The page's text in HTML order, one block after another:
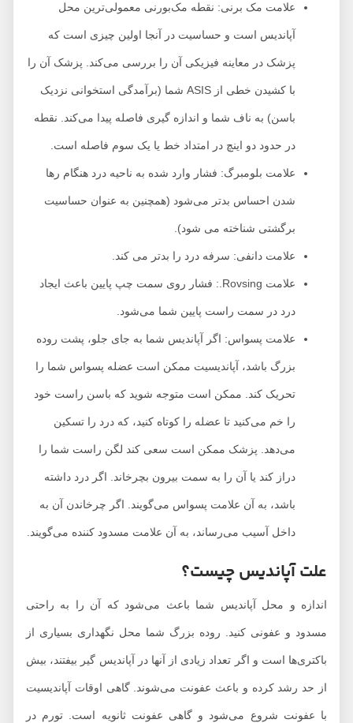
علامت مک برنی: نقطه مک‌بورنی معمولی‌ترین محل
آپاندیس است و حساسیت در آنجا اولین چیزی است که
پزشک در معاینه فیزیکی آن را بررسی می‌کند. پزشک آن را
با کشیدن خطی از ASIS شما (برآمدگی استخوانی نزدیک
باسن) به ناف شما و اندازه گیری فاصله پیدا می‌کند. نقطه
در حدود دو اینچ در امتداد خط یا یک سوم فاصله است.
علامت بلومبرگ: فشار وارد شده به ناحیه درد هنگام رها
شدن احساس بدتر می‌شود (همچنین به عنوان حساسیت
برگشتی شناخته می شود).
علامت دانفی: سرفه درد را بدتر می کند.
علامت Rovsing.: فشار روی سمت چپ پایین باعث ایجاد
درد در سمت راست پایین شما می‌شود.
علامت پسواس: اگر آپاندیس شما به جای جلو، پشت روده
بزرگ باشد، آپاندیسیت ممکن است عضله پسواس شما را
تحریک کند. ممکن است متوجه شوید که باسن راست خود
را خم می‌کنید تا عضله را کوتاه کنید، که درد را تسکین
می‌دهد. پزشک ممکن است سعی کند لگن راست شما را
دراز کند یا آن را به سمت بیرون بچرخاند. اگر درد داشته
باشد، به آن علامت پسواس می‌گویند. اگر چرخاندن آن به
داخل آسیب می‌رساند، به آن علامت مسدود کننده می‌گویند.
علت آپاندیس چیست؟
اندازه و محل آپاندیس شما باعث می‌شود که آن را به راحتی
مسدود و عفونی کنید. روده بزرگ شما محل نگهداری بسیاری از
باکتری‌ها است و اگر تعداد زیادی از آنها در آپاندیس گیر بیفتند، بیش
از حد رشد کرده و باعث عفونت می‌شوند. گاهی اوقات آپاندیسیت
با عفونت شروع می‌شود و گاهی عفونت ثانویه است. تورم در